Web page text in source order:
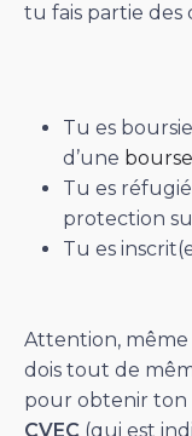
tu fais partie des
Tu es
d’une
Tu es
protection
Tu es
Attention, même
dois tout de
pour obtenir ton
CVEC (qui est